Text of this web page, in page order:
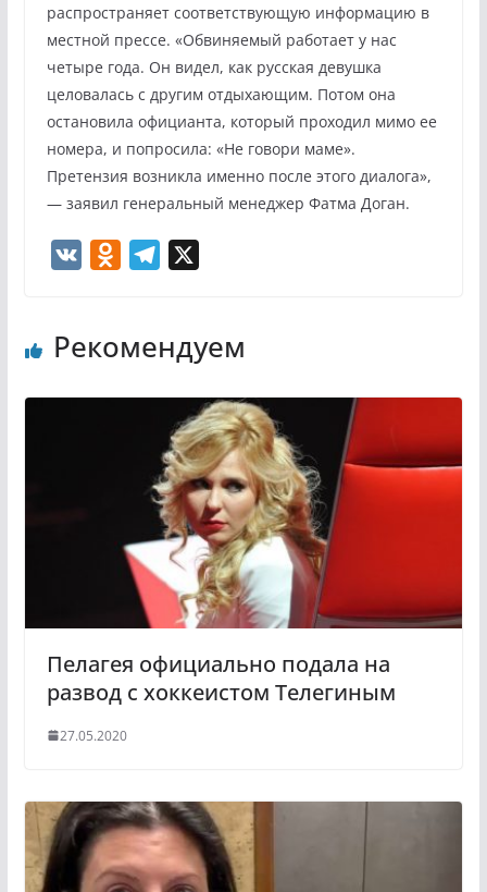
распространяет соответствующую информацию в
местной прессе. «Обвиняемый работает у нас
четыре года. Он видел, как русская девушка
целовалась с другим отдыхающим. Потом она
остановила официанта, который проходил мимо ее
номера, и попросила: «Не говори маме».
Претензия возникла именно после этого диалога»,
— заявил генеральный менеджер Фатма Доган.
o
i
e
a
m
Рекомендуем
Пелагея официально подала на
развод с хоккеистом Телегиным
27.05.2020